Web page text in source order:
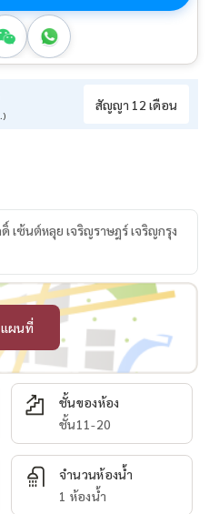
สัญญา 12 เดือน
เซ้นต์หลุย เจริญราษฎร์ เจริญกรุง
ผนที่
ชั้นของห้อง
ชั้น11-20
จำนวนห้องน้ำ
1 ห้องน้ำ